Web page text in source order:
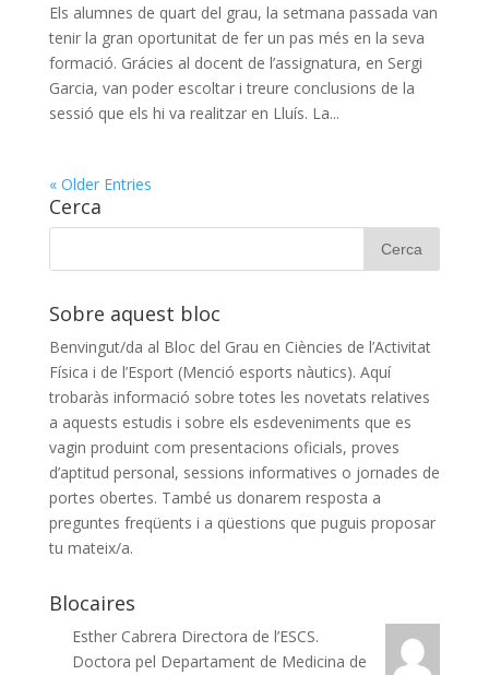
Els alumnes de quart del grau, la setmana passada van
tenir la gran oportunitat de fer un pas més en la seva
formació. Grácies al docent de l’assignatura, en Sergi
Garcia, van poder escoltar i treure conclusions de la
sessió que els hi va realitzar en Lluís. La...
« Older Entries
Cerca
Sobre aquest bloc
Benvingut/da al Bloc del Grau en Ciències de l’Activitat
Física i de l’Esport (Menció esports nàutics). Aquí
trobaràs informació sobre totes les novetats relatives
a aquests estudis i sobre els esdeveniments que es
vagin produint com presentacions oficials, proves
d’aptitud personal, sessions informatives o jornades de
portes obertes. També us donarem resposta a
preguntes freqüents i a qüestions que puguis proposar
tu mateix/a.
Blocaires
Esther Cabrera Directora de l’ESCS.
Doctora pel Departament de Medicina de